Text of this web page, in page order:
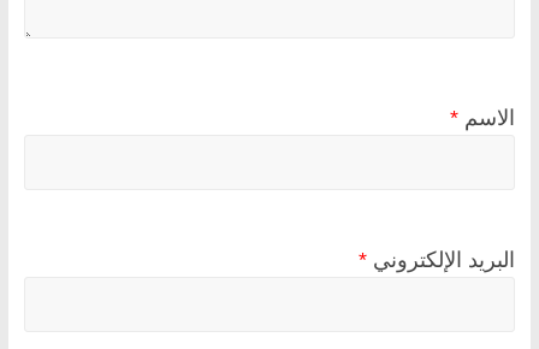
الاسم *
البريد الإلكتروني *